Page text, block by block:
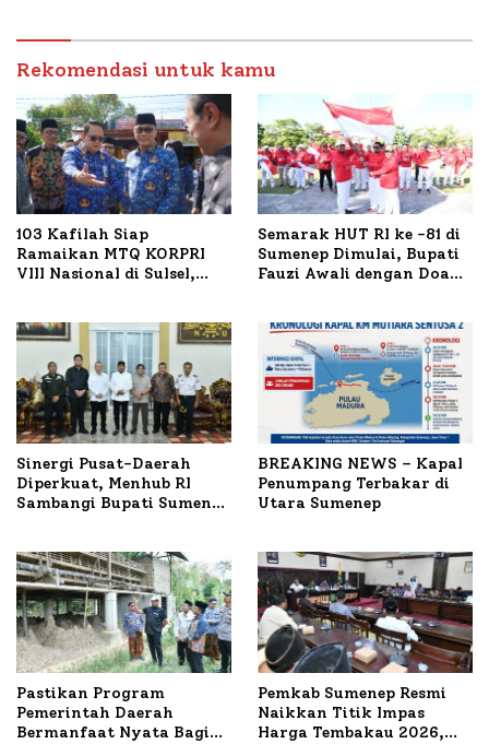
Petelur di Desa Bataal
Timur
Rekomendasi untuk kamu
103 Kafilah Siap
Ramaikan MTQ KORPRI
VIII Nasional di Sulsel,
Semarak HUT RI ke -81 di
Sumenep Dimulai, Bupati
Fauzi Awali dengan Doa
Sinergi Pusat-Daerah
Diperkuat, Menhub RI
Sambangi Bupati Sumenep
BREAKING NEWS – Kapal
Penumpang Terbakar di
Utara Sumenep
Pastikan Program
Pemerintah Daerah
Bermanfaat Nyata Bagi
Pemkab Sumenep Resmi
Naikkan Titik Impas
Harga Tembakau 2026,